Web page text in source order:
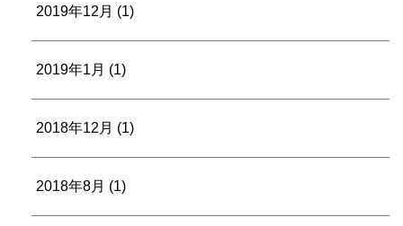
2019年12月 (1)
2019年1月 (1)
2018年12月 (1)
2018年8月 (1)